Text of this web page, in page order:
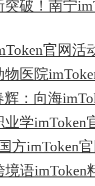
突破！南宁
官网活
医院
：向海
学
方imToken
语imToken